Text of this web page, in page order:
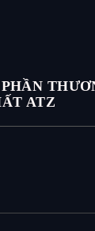
PHẦN
ATZ